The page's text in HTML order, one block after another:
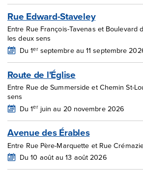
Rue Edward-Staveley
Entre Rue François-Tavenas et Boulevard
les deux sens
Du 1erseptembre au 11 septembre
Route de l'Église
Entre Rue de Summerside et Chemin St-
sens
Du 1erjuin au 20 novembre 2026
Avenue des Érables
Entre Rue Père-Marquette et Rue
Du 10 août au 13 août 2026